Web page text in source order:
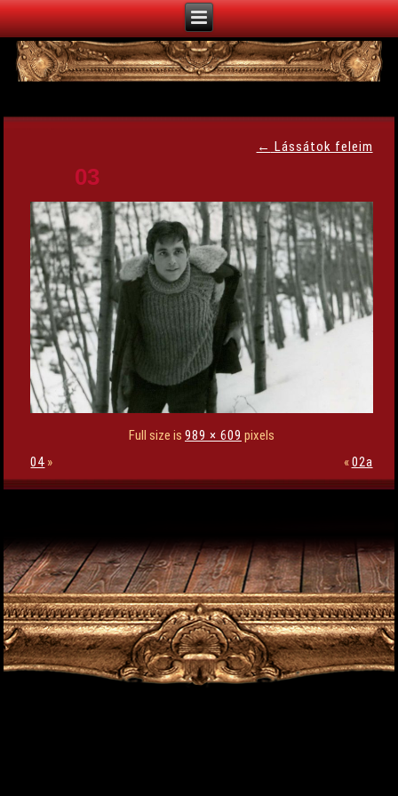
← Lássátok feleim
03
Full size is 989 × 609 pixels
04 » «02a